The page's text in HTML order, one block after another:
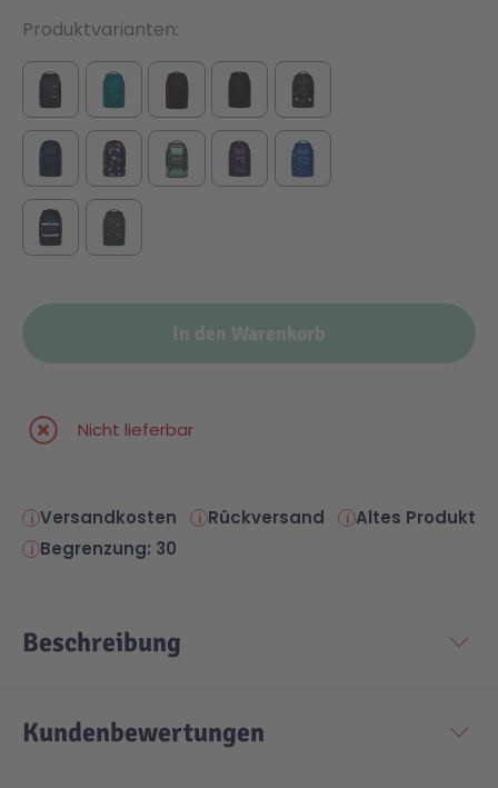
In den Warenkorb
Nicht lieferbar
Produktvarianten
Versandkosten Rückversand
Altes Produkt
Begrenzung: 30
Beschreibung
Kundenbewertungen